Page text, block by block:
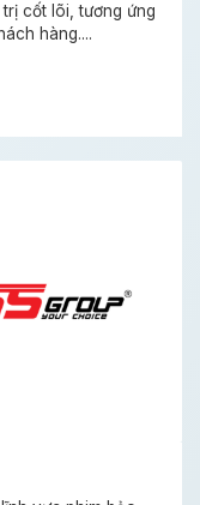
cốt lõi, tương ứng
hàng....